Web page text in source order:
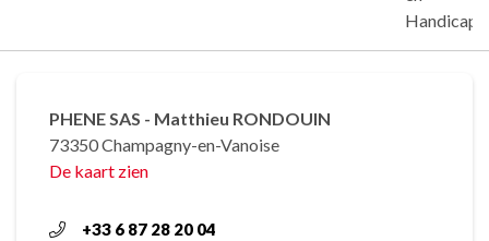
Handicap
PHENE SAS - Matthieu RONDOUIN
73350 Champagny-en-Vanoise
De kaart zien
+33 6 87 28 20 04